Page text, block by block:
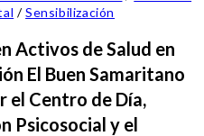
/ Sensibilización
Activos de Salud en
El Buen Samaritano
el Centro de Día,
Psicosocial y el